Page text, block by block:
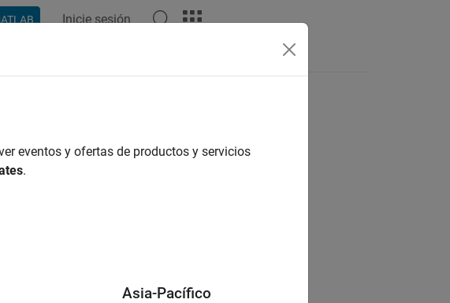
Inicie sesión
was this information?
eventos y ofertas de productos y servicios
.
Asia-Pacífico